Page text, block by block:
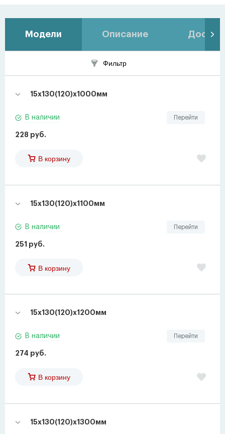
Модели Описание
Фильтр
15х130(120)х1000мм
Перейти
В наличии
228 руб.
В корзину
15х130(120)х1100мм
Перейти
В наличии
251 руб.
В корзину
15х130(120)х1200мм
Перейти
В наличии
274 руб.
В корзину
15х130(120)х1300мм